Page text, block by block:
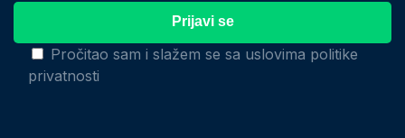
Pročitao sam i slažem se sa uslovima politike
privatnosti